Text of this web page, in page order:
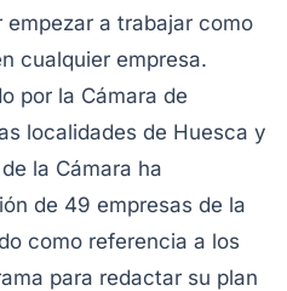
a trabajar como
cualquier empresa.
por la Cámara de
localidades de Huesca y
la Cámara ha
de 49 empresas de la
como referencia a los
para redactar su plan